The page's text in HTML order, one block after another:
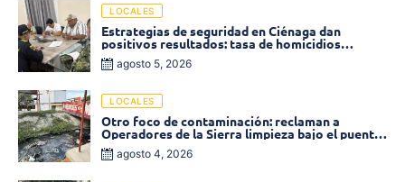
LOCALES
Estrategias de seguridad en Ciénaga dan
positivos resultados: tasa de homicidios
disminuyó un 58% en 2026
agosto 5, 2026
LOCALES
Otro foco de contaminación: reclaman a
Operadores de la Sierra limpieza bajo el puente
de la calle 19 con carrera 11
agosto 4, 2026